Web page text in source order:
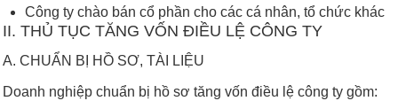
Công ty chào bán cổ phần cho các cá nhân, tổ chức khác
II. THỦ TỤC TĂNG VỐN ĐIỀU LỆ CÔNG TY
A. CHUẨN BỊ HỒ SƠ, TÀI LIỆU
Doanh nghiệp chuẩn bị hồ sơ tăng vốn điều lệ công ty gồm: